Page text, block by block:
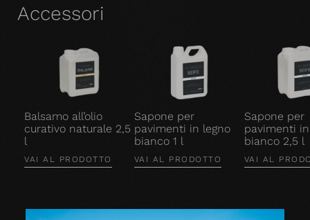
Accessori
Balsamo all’olio
curativo naturale 2,5
l
VAI AL PRODOTTO
Sapone per
pavimenti in legno
bianco 1 l
VAI AL PRODOTTO
Sapone per
pavimenti
bianco 2,5 l
VAI AL